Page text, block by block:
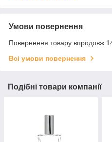
Умови повернення
Повернення товару впродовж
Всі умови повернення
Подібні товари компанії